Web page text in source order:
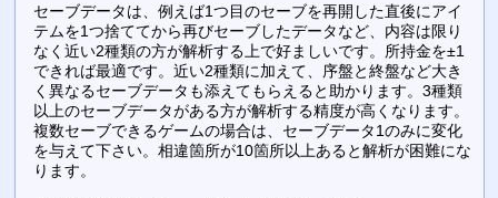
セーブデータは、例えば1つ目のセーブを再開した直後にアイ
テムを1つ捨ててから再びセーブしたデータなど、内容は限り
なく近い2種類の方が解析する上で好ましいです。所持金を±1
できれば最適です。近い2種類に加えて、序盤と終盤など大き
く異なるセーブデータも添えてもらえると助かります。3種類
以上のセーブデータがある方が解析する精度が高くなります。
複数セーブできるゲームの場合は、セーブデータ1のみに変化
を与えて下さい。相違箇所が10箇所以上あると解析が困難にな
ります。